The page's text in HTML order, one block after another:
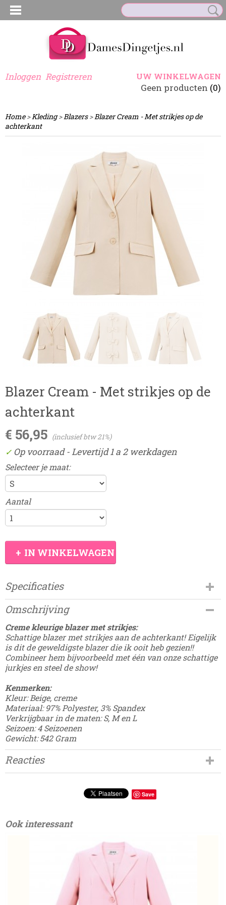
Inloggen Registreren UW WINKELWAGEN
Geen producten (0)
Home>Kleding>Blazers>Blazer Cream - Met strikjes op de
achterkant
Blazer Cream - Met strikjes op de
achterkant
€ 56,95 (inclusief btw 21%)
✓ Op voorraad- Levertijd 1 a 2 werkdagen
Selecteer je maat:
Aantal
IN WINKELWAGEN
Specificaties
Productcode
Fashion-9
Omschrijving
Creme kleurige blazer met strikjes:
Schattige blazer met strikjes aan de achterkant! Eigelijk
is dit de geweldigste blazer die ik ooit heb gezien!!
Combineer hem bijvoorbeeld met één van onze schattige
jurkjes en steel de show!
Kenmerken:
Kleur: Beige, creme
Materiaal: 97% Polyester, 3% Spandex
Verkrijgbaar in de maten: S, M en L
Seizoen: 4 Seizoenen
Gewicht: 542 Gram
Reacties
Save
Ook interessant